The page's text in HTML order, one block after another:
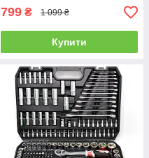
799 ₴ 1 099 ₴
Купити